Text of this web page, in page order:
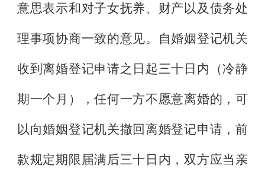
意思表示和对子女抚养、财产以及债务处
理事项协商一致的意见。自婚姻登记机关
收到离婚登记申请之日起三十日内（冷静
期一个月），任何一方不愿意离婚的，可
以向婚姻登记机关撤回离婚登记申请，前
款规定期限届满后三十日内，双方应当亲